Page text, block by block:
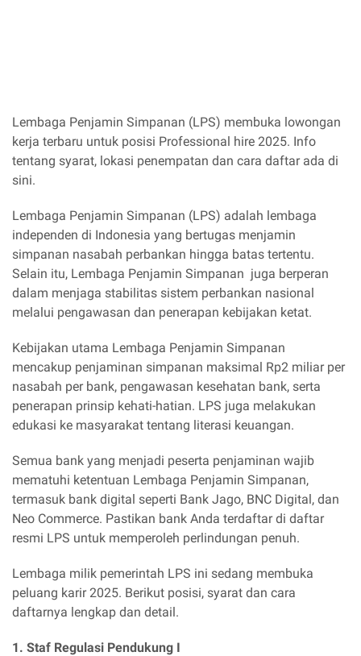
Lembaga Penjamin Simpanan (LPS) membuka lowongan
kerja terbaru untuk posisi Professional hire 2025. Info
tentang syarat, lokasi penempatan dan cara daftar ada di
sini.
Lembaga Penjamin Simpanan (LPS) adalah lembaga
independen di Indonesia yang bertugas menjamin
simpanan nasabah perbankan hingga batas tertentu.
Selain itu, Lembaga Penjamin Simpanan juga berperan
dalam menjaga stabilitas sistem perbankan nasional
melalui pengawasan dan penerapan kebijakan ketat.
Kebijakan utama Lembaga Penjamin Simpanan
mencakup penjaminan simpanan maksimal Rp2 miliar per
nasabah per bank, pengawasan kesehatan bank, serta
penerapan prinsip kehati-hatian. LPS juga melakukan
edukasi ke masyarakat tentang literasi keuangan.
Semua bank yang menjadi peserta penjaminan wajib
mematuhi ketentuan Lembaga Penjamin Simpanan,
termasuk bank digital seperti Bank Jago, BNC Digital, dan
Neo Commerce. Pastikan bank Anda terdaftar di daftar
resmi LPS untuk memperoleh perlindungan penuh.
Lembaga milik pemerintah LPS ini sedang membuka
peluang karir 2025. Berikut posisi, syarat dan cara
daftarnya lengkap dan detail.
1. Staf Regulasi Pendukung I